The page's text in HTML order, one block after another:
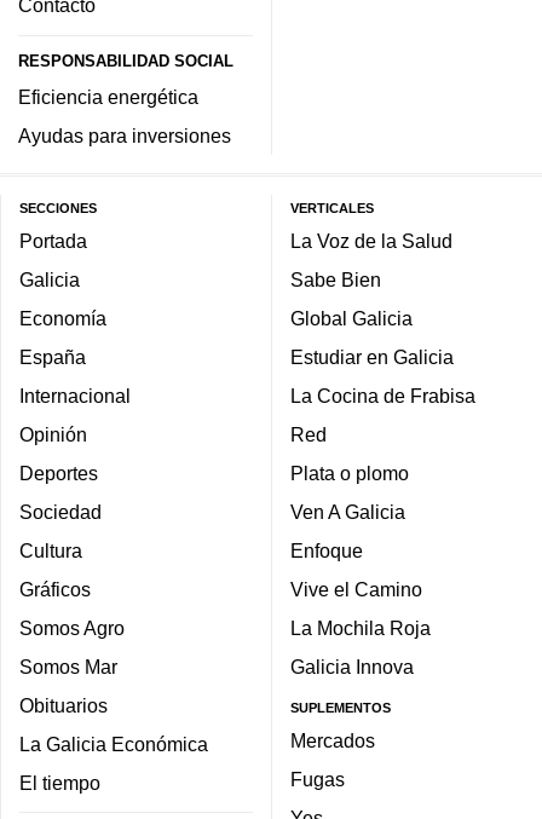
Contacto
RESPONSABILIDAD SOCIAL
Eficiencia energética
Ayudas para inversiones
SECCIONES
Portada
Galicia
Economía
España
Internacional
Opinión
Deportes
Sociedad
Cultura
Gráficos
Somos Agro
Somos Mar
Obituarios
La Galicia Económica
El tiempo
VERTICALES
La Voz de la Salud
Sabe Bien
Global Galicia
Estudiar en Galicia
La Cocina de Frabisa
Red
Plata o plomo
Ven A Galicia
Enfoque
Vive el Camino
La Mochila Roja
Galicia Innova
SUPLEMENTOS
Mercados
Fugas